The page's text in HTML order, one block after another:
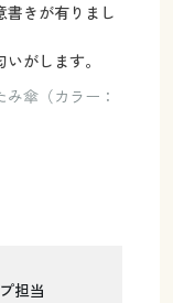
書きが有りまし
がします。
傘（カラー：
担当